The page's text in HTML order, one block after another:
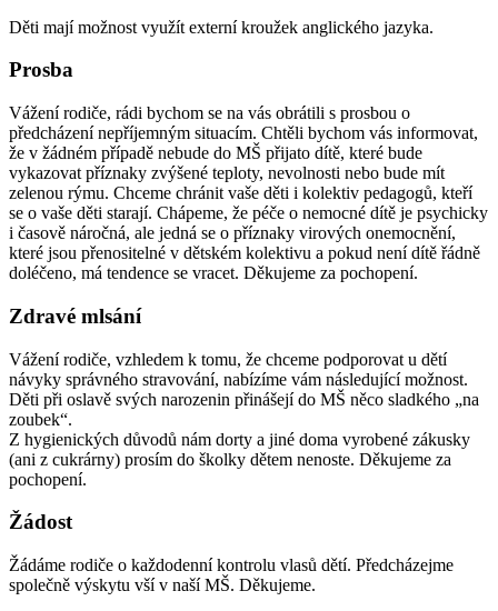
Děti mají možnost využít externí kroužek anglického jazyka.
Prosba
Vážení rodiče, rádi bychom se na vás obrátili s prosbou o
předcházení nepříjemným situacím. Chtěli bychom vás informovat,
že v žádném případě nebude do MŠ přijato dítě, které bude
vykazovat příznaky zvýšené teploty, nevolnosti nebo bude mít
zelenou rýmu. Chceme chránit vaše děti i kolektiv pedagogů, kteří
se o vaše děti starají. Chápeme, že péče o nemocné dítě je psychicky
i časově náročná, ale jedná se o příznaky virových onemocnění,
které jsou přenositelné v dětském kolektivu a pokud není dítě řádně
doléčeno, má tendence se vracet. Děkujeme za pochopení.
Zdravé mlsání
Vážení rodiče, vzhledem k tomu, že chceme podporovat u dětí
návyky správného stravování, nabízíme vám následující možnost.
Děti při oslavě svých narozenin přinášejí do MŠ něco sladkého „na
zoubek“.
Z hygienických důvodů nám dorty a jiné doma vyrobené zákusky
(ani z cukrárny) prosím do školky dětem nenoste. Děkujeme za
pochopení.
Žádost
Žádáme rodiče o každodenní kontrolu vlasů dětí. Předcházejme
společně výskytu vší v naší MŠ. Děkujeme.